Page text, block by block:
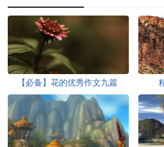
【必备】花的优秀作文九篇